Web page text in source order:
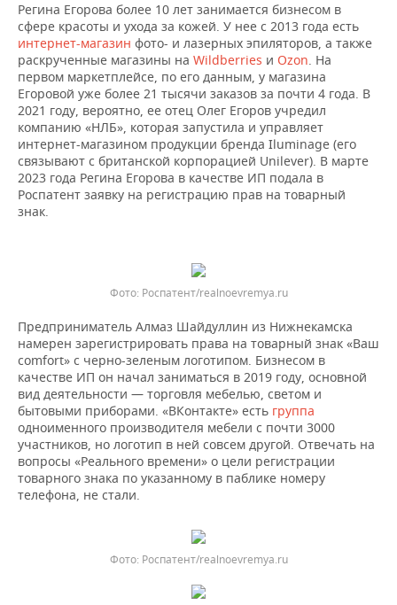
Регина Егорова более 10 лет занимается бизнесом в
сфере красоты и ухода за кожей. У нее с 2013 года есть
интернет-магазин фото- и лазерных эпиляторов, а также
раскрученные магазины на Wildberries и Ozon. На
первом маркетплейсе, по его данным, у магазина
Егоровой уже более 21 тысячи заказов за почти 4 года. В
2021 году, вероятно, ее отец Олег Егоров учредил
компанию «НЛБ», которая запустила и управляет
интернет-магазином продукции бренда Iluminage (его
связывают с британской корпорацией Unilever). В марте
2023 года Регина Егорова в качестве ИП подала в
Роспатент заявку на регистрацию прав на товарный
знак.
Роспатент/realnoevremya.ru
Предприниматель Алмаз Шайдуллин из Нижнекамска
намерен зарегистрировать права на товарный знак «Ваш
comfort» с черно-зеленым логотипом. Бизнесом в
качестве ИП он начал заниматься в 2019 году, основной
вид деятельности — торговля мебелью, светом и
бытовыми приборами. «ВКонтакте» есть группа
одноименного производителя мебели с почти 3000
участников, но логотип в ней совсем другой. Отвечать на
вопросы «Реального времени» о цели регистрации
товарного знака по указанному в паблике номеру
телефона, не стали.
Роспатент/realnoevremya.ru